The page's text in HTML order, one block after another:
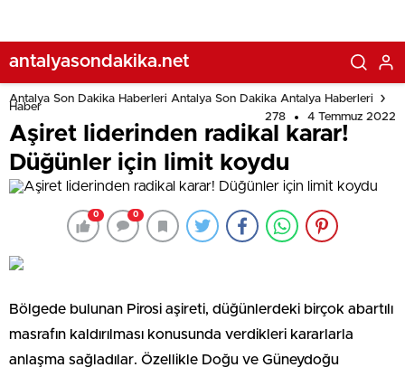
antalyasondakika.net
Antalya Son Dakika Haberleri Antalya Son Dakika Antalya Haberleri
Haber
278
4 Temmuz 2022
Aşiret liderinden radikal karar!
Düğünler için limit koydu
0 0
Bölgede bulunan Pirosi aşireti, düğünlerdeki birçok abartılı
masrafın kaldırılması konusunda verdikleri kararlarla
anlaşma sağladılar. Özellikle Doğu ve Güneydoğu